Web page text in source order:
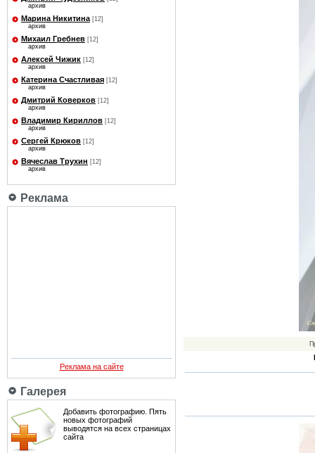
архив
Марина Никитина [12]
архив
Михаил Гребнев [12]
архив
Алексей Чижик [12]
архив
Катерина Счастливая [12]
архив
Дмитрий Коверков [12]
архив
Владимир Кириллов [12]
архив
Сергей Крюков [12]
архив
Вячеслав Трухин [12]
архив
Реклама
Реклама на сайте
Галерея
Добавить фотографию. Пять
новых фотографий
выводятся на всех страницах
сайта